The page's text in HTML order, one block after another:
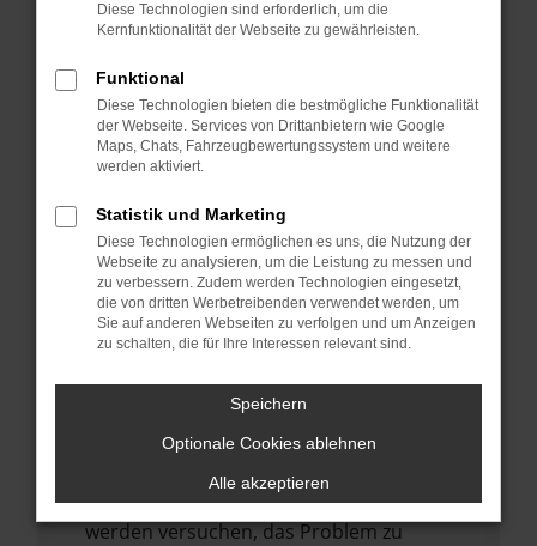
können das Laden bestimmter Seiten
verhindern. Funktioniert die Seite in einem
anderen Browser oder in einem privaten
Fenster?
Starte dein Gerät neu.
Das kann manchmal helfen,
Stelle sicher, dass dein Browser und dein
Betriebssystem auf dem neuesten Stand
sind.
Veraltete Software birgt nicht nur ein
Sicherheitsrisiko, sondern kann auch dazu
führen, dass bestimmte Funktionen nicht
mehr unterstützt werden.
Wende dich an den Webseitenbetreiber.
Wenn du alle oben genannten Schritte
versucht hast, kontaktiere uns bitte. Wir
werden versuchen, das Problem zu
Diese Technologien sind erforderlich, um die
Kernfunktionalität der Webseite zu gewährleisten.
Funktional
Diese Technologien bieten die bestmögliche Funktionalität
der Webseite. Services von Drittanbietern wie Google
Maps, Chats, Fahrzeugbewertungssystem und weitere
werden aktiviert.
Statistik und Marketing
Diese Technologien ermöglichen es uns, die Nutzung der
Webseite zu analysieren, um die Leistung zu messen und
zu verbessern. Zudem werden Technologien eingesetzt,
die von dritten Werbetreibenden verwendet werden, um
Sie auf anderen Webseiten zu verfolgen und um Anzeigen
zu schalten, die für Ihre Interessen relevant sind.
Speichern
Optionale Cookies ablehnen
Alle akzeptieren